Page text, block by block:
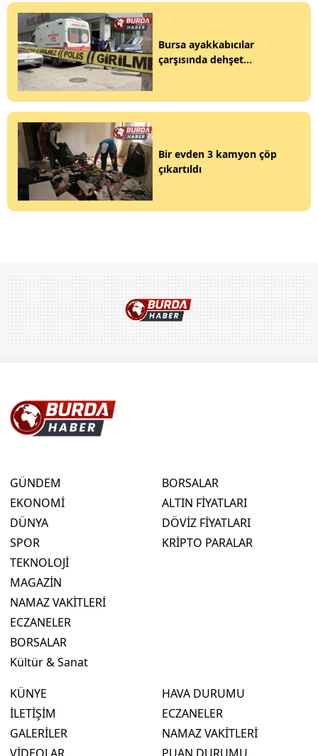
Bursa ayakkabıcılar
çarşısında dehşet...
Bir evden 3 kamyon çöp
çıkartıldı
GÜNDEM
EKONOMİ
DÜNYA
SPOR
TEKNOLOJİ
MAGAZİN
NAMAZ VAKİTLERİ
ECZANELER
BORSALAR
Kültür & Sanat
BORSALAR
ALTIN FİYATLARI
DÖVİZ FİYATLARI
KRİPTO PARALAR
KÜNYE
İLETİŞİM
GALERİLER
HAVA DURUMU
ECZANELER
NAMAZ VAKİTLERİ